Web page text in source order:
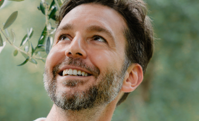
baby
à la buzz-moi-ça où les filles se promènent
vulgaire parodiée dans ce clip : Les